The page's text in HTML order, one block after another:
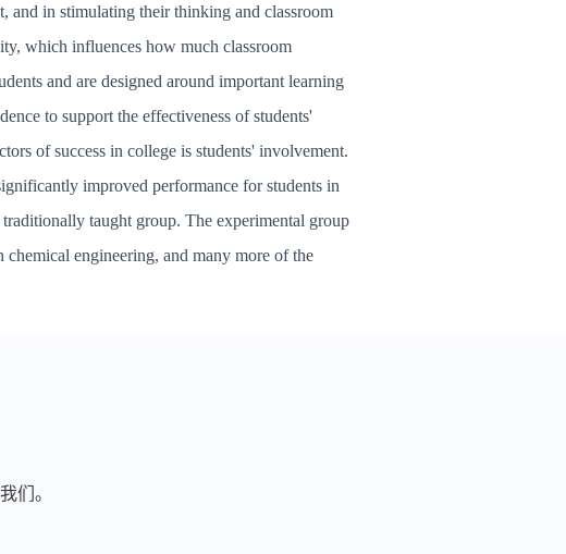
and in stimulating their thinking and classroom
which influences how much classroom
and are designed around important learning
to support the effectiveness of students'
of success in college is students' involvement.
improved performance for students in
taught group. The experimental group
engineering, and many more of the
们。